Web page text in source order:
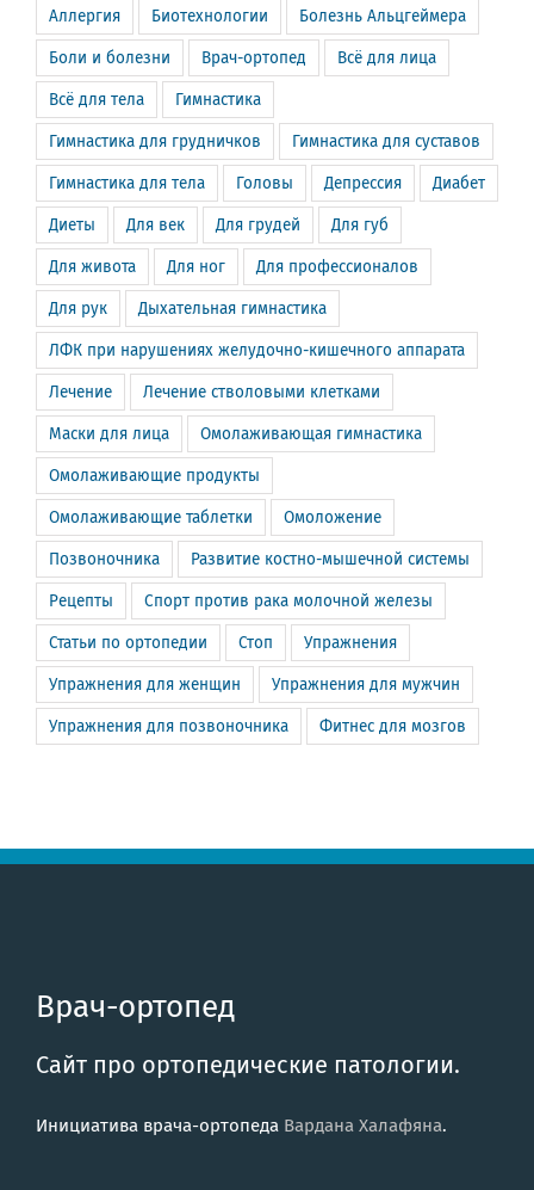
Аллергия Биотехнологии Болезнь Альцгеймера
Боли и болезни Врач-ортопед Всё для лица
Всё для тела Гимнастика
Гимнастика для грудничков Гимнастика для суставов
Гимнастика для тела Головы Депрессия Диабет
Диеты Для век Для грудей Для губ
Для живота Для ног Для профессионалов
Для рук Дыхательная гимнастика
ЛФК при нарушениях желудочно-кишечного аппарата
Лечение Лечение стволовыми клетками
Маски для лица Омолаживающая гимнастика
Омолаживающие продукты
Омолаживающие таблетки Омоложение
Позвоночника Развитие костно-мышечной системы
Рецепты Спорт против рака молочной железы
Статьи по ортопедии Стоп Упражнения
Упражнения для женщин Упражнения для мужчин
Упражнения для позвоночника Фитнес для мозгов
Врач-ортопед
Сайт про ортопедические патологии.
Инициатива врача-ортопеда Вардана Халафяна.